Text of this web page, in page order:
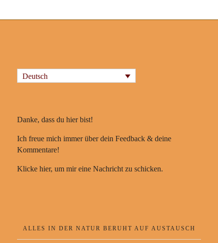
Deutsch
Danke, dass du hier bist!
Ich freue mich immer über dein Feedback & deine
Kommentare!
Klicke hier, um mir eine Nachricht zu schicken.
ALLES IN DER NATUR BERUHT AUF AUSTAUSCH